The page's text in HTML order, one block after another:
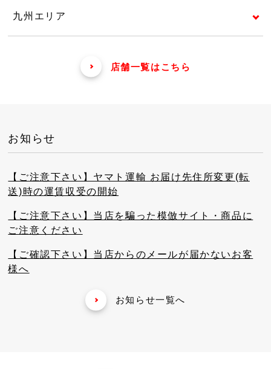
九州エリア
店舗一覧はこちら
お知らせ
【ご注意下さい】ヤマト運輸 お届け先住所変更(転
送)時の運賃収受の開始
【ご注意下さい】当店を騙った模倣サイト・商品に
ご注意ください
【ご確認下さい】当店からのメールが届かないお客
様へ
お知らせ一覧へ